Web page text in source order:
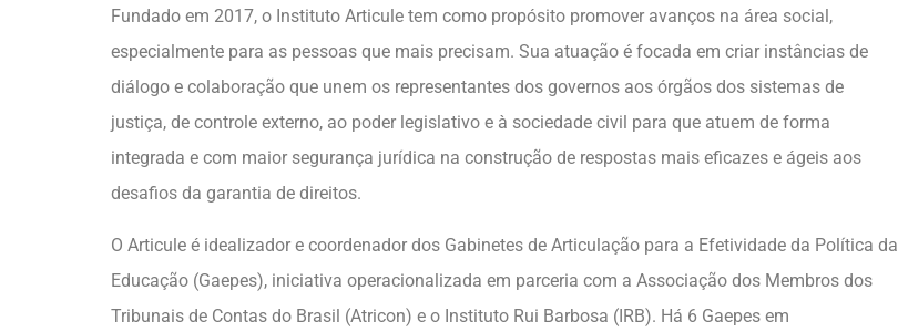
Fundado em 2017, o Instituto Articule tem como propósito promover avanços na área social,
especialmente para as pessoas que mais precisam. Sua atuação é focada em criar instâncias de
diálogo e colaboração que unem os representantes dos governos aos órgãos dos sistemas de
justiça, de controle externo, ao poder legislativo e à sociedade civil para que atuem de forma
integrada e com maior segurança jurídica na construção de respostas mais eficazes e ágeis aos
desafios da garantia de direitos.
O Articule é idealizador e coordenador dos Gabinetes de Articulação para a Efetividade da Política da
Educação (Gaepes), iniciativa operacionalizada em parceria com a Associação dos Membros dos
Tribunais de Contas do Brasil (Atricon) e o Instituto Rui Barbosa (IRB). Há 6 Gaepes em